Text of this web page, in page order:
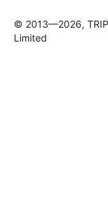
© 2013—2026,
Limited